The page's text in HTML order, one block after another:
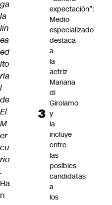
ga
la
lín
ea
ed
ito
ria
l
de
El
M
er
cu
rio
.
Ha
n
expectación”:
Medio
especializado
destaca
a
la
actriz
Mariana
di
Girolamo
y
la
incluye
entre
las
posibles
candidatas
a
los